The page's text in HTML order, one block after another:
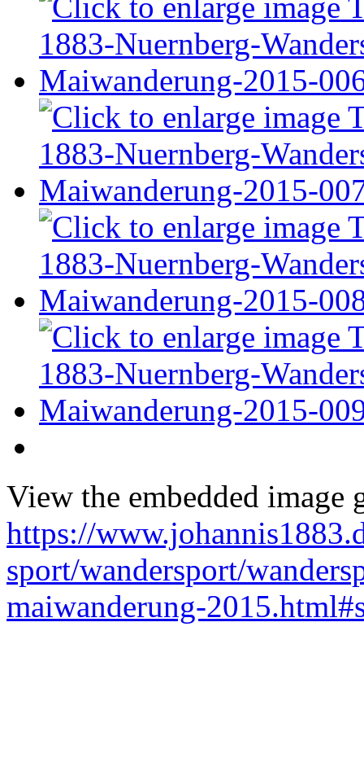
View the embedded image
https://
sport/wandersport/
maiwanderung-